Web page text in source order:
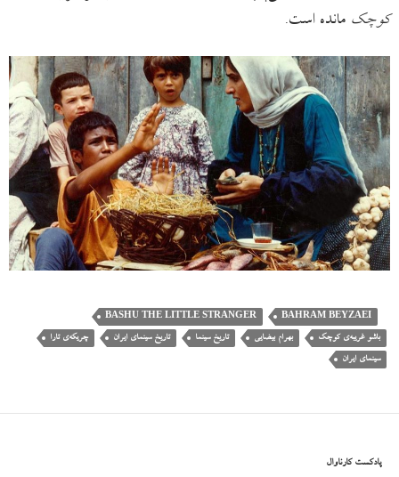
کوچک مانده است.
BAHRAM BEYZAEI
BASHU THE LITTLE STRANGER
باشو غریبه‌ی کوچک بهرام بیضایی تاریخ سینما تاریخ سینمای ایران چریکه‌ی تارا
سینمای ایران
پادکست کارناوال